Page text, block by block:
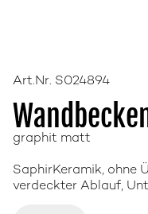
Art.Nr. S024894
graphit matt
SaphirKeramik, ohne
verdeckter Ablauf,